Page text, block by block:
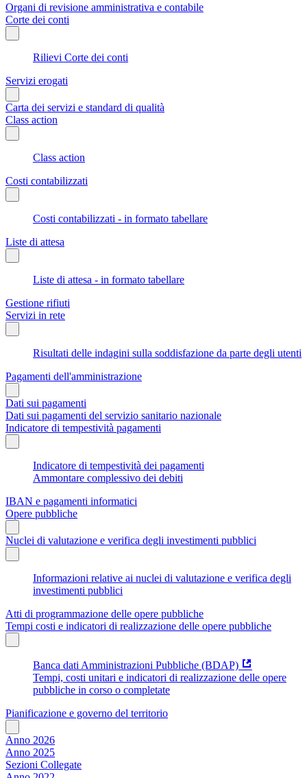
Organi di revisione amministrativa e contabile
Corte dei conti
Rilievi Corte dei conti
Servizi erogati
Carta dei servizi e standard di qualità
Class action
Class action
Costi contabilizzati
Costi contabilizzati - in formato tabellare
Liste di attesa
Liste di attesa - in formato tabellare
Gestione rifiuti
Servizi in rete
Risultati delle indagini sulla soddisfazione da parte degli utenti
Pagamenti dell'amministrazione
Dati sui pagamenti
Dati sui pagamenti del servizio sanitario nazionale
Indicatore di tempestività pagamenti
Indicatore di tempestività dei pagamenti
Ammontare complessivo dei debiti
IBAN e pagamenti informatici
Opere pubbliche
Nuclei di valutazione e verifica degli investimenti pubblici
Informazioni relative ai nuclei di valutazione e verifica degli
investimenti pubblici
Atti di programmazione delle opere pubbliche
Tempi costi e indicatori di realizzazione delle opere pubbliche
Banca dati Amministrazioni Pubbliche (BDAP)
Tempi, costi unitari e indicatori di realizzazione delle opere
pubbliche in corso o completate
Pianificazione e governo del territorio
Anno 2026
Anno 2025
Sezioni Collegate